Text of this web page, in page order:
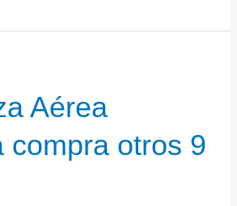
Aérea
compra otros 9